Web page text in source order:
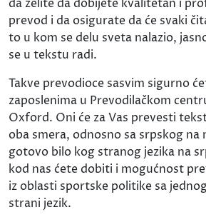
da želite da dobijete kvalitetan i
prevod i da osigurate da će svaki
to u kom se delu sveta nalazio,
se u tekstu radi.
Takve prevodioce sasvim sigurno
zaposlenima u Prevodilačkom
Oxford. Oni će za Vas prevesti
oba smera, odnosno sa srpskog na
gotovo bilo kog stranog jezika na
kod nas ćete dobiti i mogućnost
iz oblasti sportske politike sa
strani jezik.